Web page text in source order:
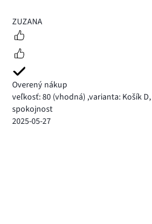
5
ZUZANA
Overený nákup
veľkosť: 80 (vhodná) ,varianta: Košík D,
spokojnost
2025-05-27